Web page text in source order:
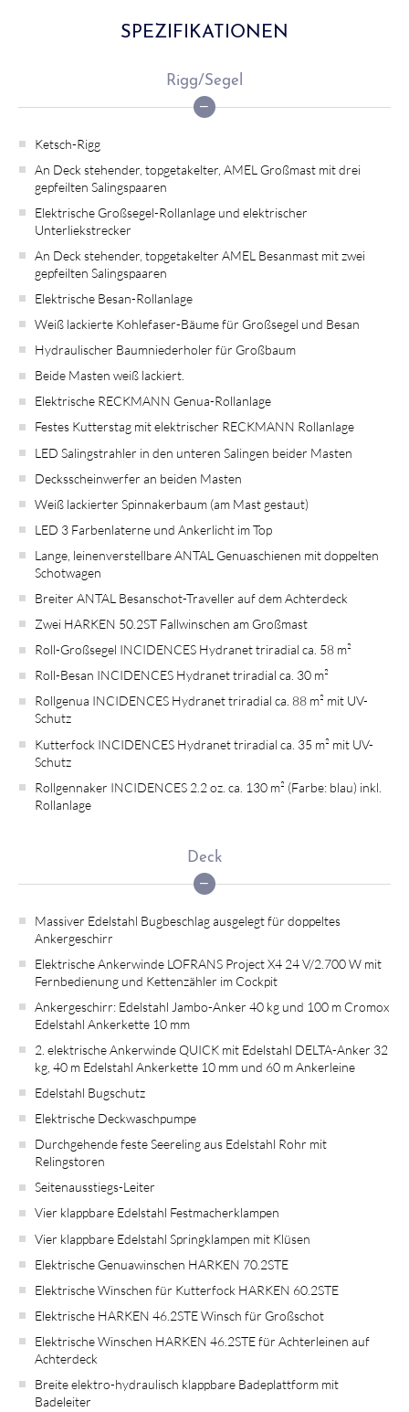
SPEZIFIKATIONEN
Rigg/Segel
Ketsch-Rigg
An Deck stehender, topgetakelter, AMEL Großmast mit drei
gepfeilten Salingspaaren
Elektrische Großsegel-Rollanlage und elektrischer
Unterliekstrecker
An Deck stehender, topgetakelter AMEL Besanmast mit zwei
gepfeilten Salingspaaren
Elektrische Besan-Rollanlage
Weiß lackierte Kohlefaser-Bäume für Großsegel und Besan
Hydraulischer Baumniederholer für Großbaum
Beide Masten weiß lackiert.
Elektrische RECKMANN Genua-Rollanlage
Festes Kutterstag mit elektrischer RECKMANN Rollanlage
LED Salingstrahler in den unteren Salingen beider Masten
Decksscheinwerfer an beiden Masten
Weiß lackierter Spinnakerbaum (am Mast gestaut)
LED 3 Farbenlaterne und Ankerlicht im Top
Lange, leinenverstellbare ANTAL Genuaschienen mit doppelten
Schotwagen
Breiter ANTAL Besanschot-Traveller auf dem Achterdeck
Zwei HARKEN 50.2ST Fallwinschen am Großmast
Roll-Großsegel INCIDENCES Hydranet triradial ca. 58 m²
Roll-Besan INCIDENCES Hydranet triradial ca. 30 m²
Rollgenua INCIDENCES Hydranet triradial ca. 88 m² mit UV-
Schutz
Kutterfock INCIDENCES Hydranet triradial ca. 35 m² mit UV-
Schutz
Rollgennaker INCIDENCES 2.2 oz. ca. 130 m² (Farbe: blau) inkl.
Rollanlage
Deck
Massiver Edelstahl Bugbeschlag ausgelegt für doppeltes
Ankergeschirr
Elektrische Ankerwinde LOFRANS Project X4 24 V/2.700 W mit
Fernbedienung und Kettenzähler im Cockpit
Ankergeschirr: Edelstahl Jambo-Anker 40 kg und 100 m Cromox
Edelstahl Ankerkette 10 mm
2. elektrische Ankerwinde QUICK mit Edelstahl DELTA-Anker 32
kg, 40 m Edelstahl Ankerkette 10 mm und 60 m Ankerleine
Edelstahl Bugschutz
Elektrische Deckwaschpumpe
Durchgehende feste Seereling aus Edelstahl Rohr mit
Relingstoren
Seitenausstiegs-Leiter
Vier klappbare Edelstahl Festmacherklampen
Vier klappbare Edelstahl Springklampen mit Klüsen
Elektrische Genuawinschen HARKEN 70.2STE
Elektrische Winschen für Kutterfock HARKEN 60.2STE
Elektrische HARKEN 46.2STE Winsch für Großschot
Elektrische Winschen HARKEN 46.2STE für Achterleinen auf
Achterdeck
Breite elektro-hydraulisch klappbare Badeplattform mit
Badeleiter